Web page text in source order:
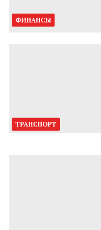
ФИНАНСЫ
ТРАНСПОРТ